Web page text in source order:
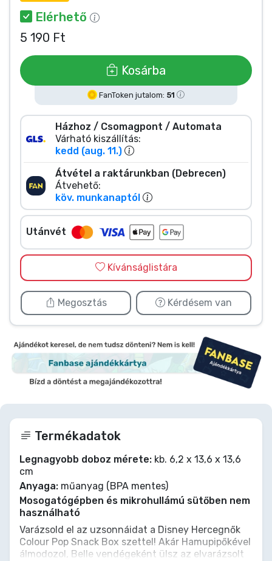
Elérhető
5 190 Ft
Kosárba
FanToken jutalom: 51
Házhoz / Csomagpont / Automata
Várható kiszállítás:
kedd (aug. 11.)
Átvétel a raktárunkban (Debrecen)
Átvehető:
köv. munkanaptól
Utánvét
Kívánságlistára
Megosztás Kérdésem van
Termékadatok
Legnagyobb doboz mérete: kb. 6,2 x 13,6 x 13,6
cm
Anyaga: műanyag (BPA mentes)
Mosogatógépben és mikrohullámú sütőben nem
használható
Varázsold el az uzsonnáidat a Disney Hercegnők
Colour Pop Snack Box szettel! Akár Hamupipőkével
álmodozol, Belle vendégeként ülsz az elvarázsolt
Zenés cuccok
Terméktípusok